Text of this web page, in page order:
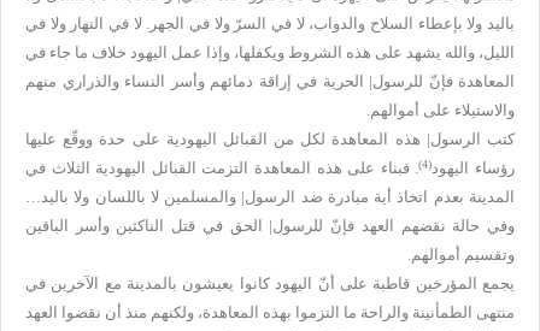
باليد ولا بإعطاء السلاح والدواب، لا في السرّ ولا في الجهر. لا في النهار ولا في
الليل، والله يشهد على هذه الشروط ويكفلها، وإذا عمل اليهود خلاف ما جاء في
المعاهدة فإنّ للرسول| الحرية في إراقة دمائهم وأسر النساء والذراري منهم
والاستيلاء على أموالهم.
كتب الرسول| هذه المعاهدة لكل من القبائل اليهودية على حدة ووقّع عليها
رؤساء اليهود(4)
. فبناء على هذه المعاهدة التزمت القبائل اليهودية الثلاث في
المدينة بعدم اتخاذ أية مبادرة ضد الرسول| والمسلمين لا باللسان ولا باليد…
وفي حالة نقضهم العهد فإنّ للرسول| الحق في قتل الناكثين وأسر الباقين
وتقسيم أموالهم.
يجمع المؤرخين قاطبة على أنّ اليهود كانوا يعيشون بالمدينة مع الآخرين في
منتهى الطمأنينة والراحة ما التزموا بهذه المعاهدة، ولكنهم منذ أن نقضوا العهد